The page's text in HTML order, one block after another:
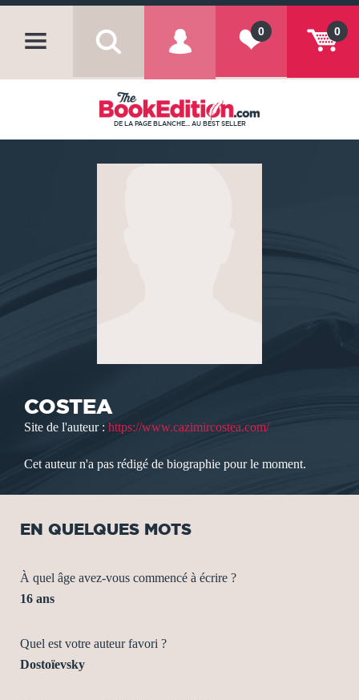
0
0
DE LA PAGE BLANCHE... AU BEST SELLER
COSTEA
Site de l'auteur : https://www.cazimircostea.com/
Cet auteur n'a pas rédigé de biographie pour le moment.
EN QUELQUES MOTS
À quel âge avez-vous commencé à écrire ?
16 ans
Quel est votre auteur favori ?
Dostoïevsky